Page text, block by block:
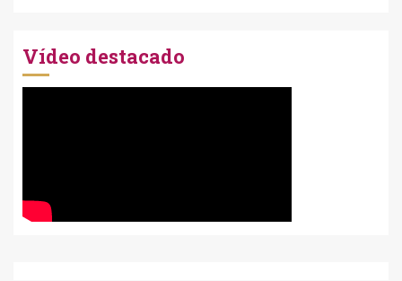
Vídeo destacado